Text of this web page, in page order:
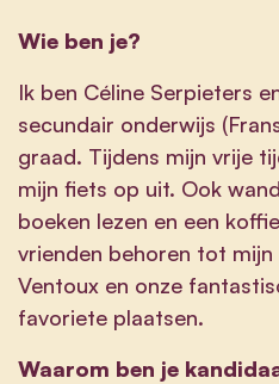
Wie ben je?
Ik ben Céline Serpieters
secundair onderwijs
graad. Tijdens mijn vrije
mijn fiets op uit. Ook
boeken lezen en een
vrienden behoren tot
Ventoux en onze
favoriete plaatsen.
Waarom ben je